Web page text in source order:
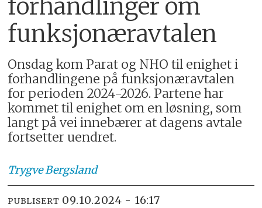
forhandlinger om
funksjonæravtalen
Onsdag kom Parat og NHO til enighet i
forhandlingene på funksjonæravtalen
for perioden 2024-2026. Partene har
kommet til enighet om en løsning, som
langt på vei innebærer at dagens avtale
fortsetter uendret.
TrygveBergsland
PUBLISERT 09.10.2024 - 16:17